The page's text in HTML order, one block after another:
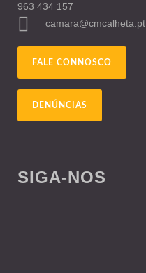
963 434 157
camara@cmcalheta.pt
FALE CONNOSCO
DENÚNCIAS
SIGA-NOS